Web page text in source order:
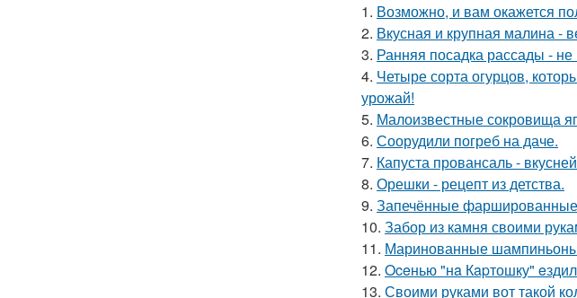
1. Возможно, и вам окажется
2. Вкусная и крупная малина -
3. Ранняя посадка рассады - не
4. Четыре сорта огурцов,
урожай!
5. Малоизвестные сокровища
6. Соорудили погреб на даче.
7. Капуста провансаль -
8. Орешки - рецепт из детства.
9. Запечённые
10. Забор из камня своими
11. Маринованные
12. Oceнью "нa Кapтошку"
13. Своими руками вот такой